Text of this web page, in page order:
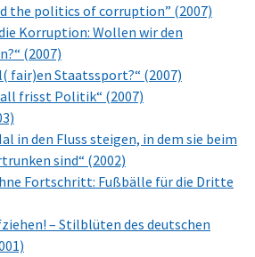
the politics of corruption” (2007)
Korruption: Wollen wir den
(2007)
fair)en Staatssport?“ (2007)
frisst Politik“ (2007)
in den Fluss steigen, in dem sie beim
sind“ (2002)
Fortschritt: Fußbälle für die Dritte
– Stilblüten des deutschen